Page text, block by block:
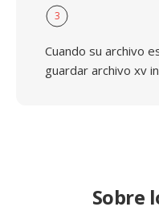
3
Cuando su archivo
guardar archivo xv
Sobre